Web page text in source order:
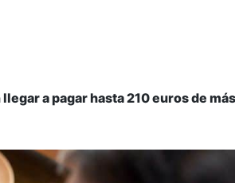
a pagar hasta 210 euros de